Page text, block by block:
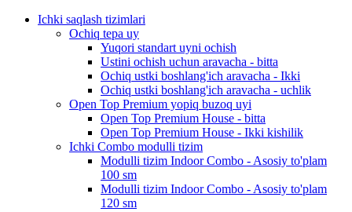
Ichki saqlash tizimlari
Ochiq tepa uy
Yuqori standart uyni ochish
Ustini ochish uchun aravacha - bitta
Ochiq ustki boshlang'ich aravacha - Ikki
Ochiq ustki boshlang'ich aravacha - uchlik
Open Top Premium yopiq buzoq uyi
Open Top Premium House - bitta
Open Top Premium House - Ikki kishilik
Ichki Combo modulli tizim
Modulli tizim Indoor Combo - Asosiy to'plam
100 sm
Modulli tizim Indoor Combo - Asosiy to'plam
120 sm